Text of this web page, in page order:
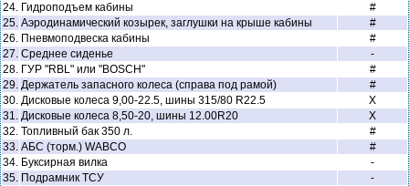
24. Гидроподъем кабины
#
25. Аэродинамический козырек, заглушки на крыше кабины
#
26. Пневмоподвеска кабины
#
27. Среднее сиденье
-
28. ГУР "RBL" или "BOSCH"
#
29. Держатель запасного колеса (справа под рамой)
#
30. Дисковые колеса 9,00-22.5, шины 315/80 R22.5
X
31. Дисковые колеса 8,50-20, шины 12.00R20
X
32. Топливный бак 350 л.
#
33. АБС (торм.) WABCO
#
34. Буксирная вилка
-
35. Подрамник ТСУ
-